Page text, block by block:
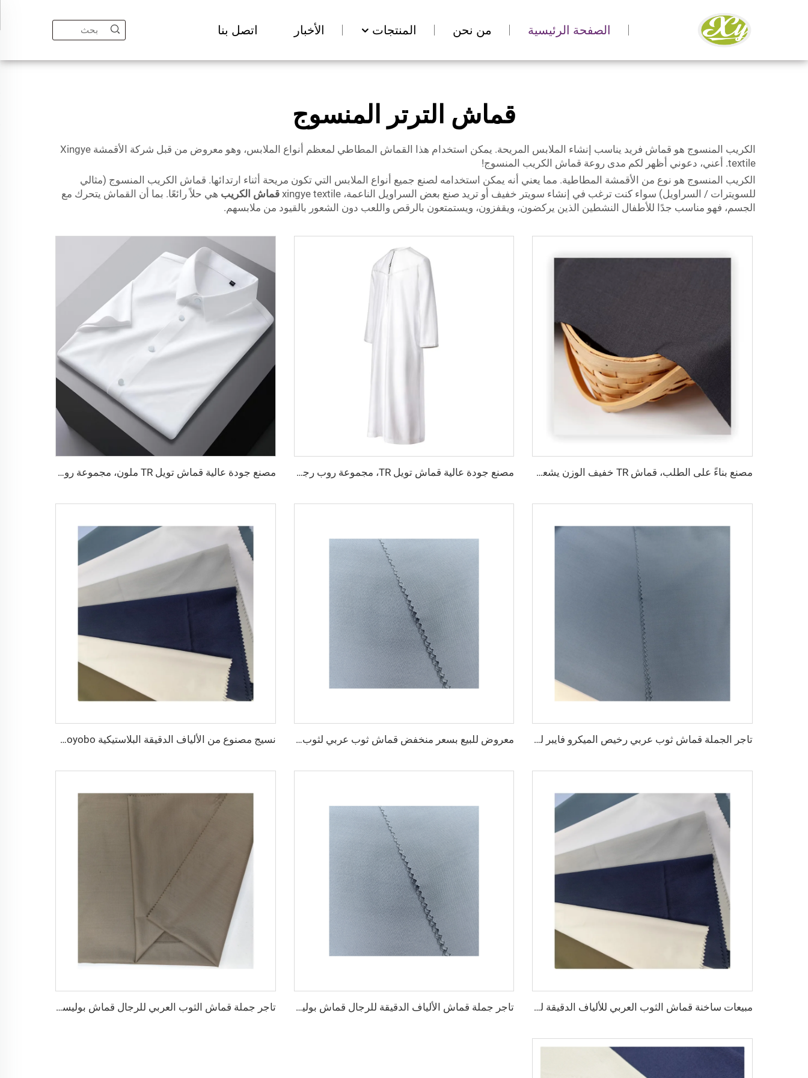
الصفحة الرئيسية من نحن المنتجات الأخبار اتصل بنا
قماش الترتر المنسوج
الكريب المنسوج هو قماش فريد يناسب إنشاء الملابس المريحة. يمكن استخدام هذا القماش المطاطي لمعظم أنواع الملابس، وهو معروض من قبل شركة الأقمشة Xingye
textile. أعني، دعوني أظهر لكم مدى روعة قماش الكريب المنسوج!
الكريب المنسوج هو نوع من الأقمشة المطاطية. مما يعني أنه يمكن استخدامه لصنع جميع أنواع الملابس التي تكون مريحة أثناء ارتدائها. قماش الكريب المنسوج (مثالي
للسويترات / السراويل) سواء كنت ترغب في إنشاء سويتر خفيف أو تريد صنع بعض السراويل الناعمة، xingye textile
قماش الكريب هي حلاً رائعًا. بما أن القماش يتحرك مع
الجسم، فهو مناسب جدًا للأطفال النشطين الذين يركضون، ويقفزون، ويستمتعون بالرقص واللعب دون الشعور بالقيود من ملابسهم.
مصنع بناءً على الطلب، قماش TR خفيف الوزن يشعر بالراحة في الشرق الأوسط بألوان مختلفة، قماش تويل ملون القمصان والروب مصنع جودة عالية قماش تويل TR، مجموعة روب رجالية الشرق الأوسط، قماش قميص خفيف الوزن مصنع جودة عالية قماش تويل TR ملون، مجموعة روب رجالية الشرق الأوسط، قماش قميص خفيف الوزن
تاجر الجملة قماش ثوب عربي رخيص الميكرو فايبر للرجال، قماش بوليستر مشغول، تويبو قماش قميص ثوب عربي معروض للبيع بسعر منخفض قماش ثوب عربي لثوب أربعة قطع قميص وسروال، قماش بوليستر تويبو ميكرو فايبر نسيج مصنوع من الألياف الدقيقة البلاستيكية Toyobo بقياس 100T نسيج عادي
مبيعات ساخنة قماش الثوب العربي للألياف الدقيقة للرجال قماش بوليستر مجوف قماش toyobo قميص ثوب عربي تاجر جملة قماش الألياف الدقيقة للرجال قماش بوليستر مجوف قماش toyobo قميص ثوب عربي تاجر جملة قماش الثوب العربي للرجال قماش بوليستر مجوف قماش toyobo قميص ثوب عربي